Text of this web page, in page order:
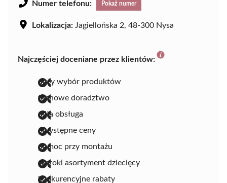
Numer telefonu: Pokaż numer
Lokalizacja: Jagiellońska 2, 48-300 Nysa
Najczęściej doceniane przez klientów:
duży wybór produktów
fachowe doradztwo
miła obsługa
przystępne ceny
pomoc przy montażu
szeroki asortyment dziecięcy
konkurencyjne rabaty